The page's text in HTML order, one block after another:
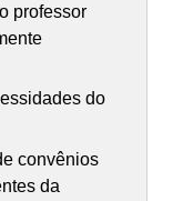
professor
do
convênios
da